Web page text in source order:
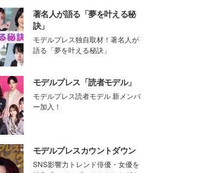
著名人が語る「夢を叶える秘
訣」
モデルプレス独自取材！著名人が
語る「夢を叶える秘訣」
モデルプレス「読者モデル」
モデルプレス読者モデル 新メンバ
ー加入！
モデルプレスカウントダウン
SNS影響力トレンド俳優・女優を